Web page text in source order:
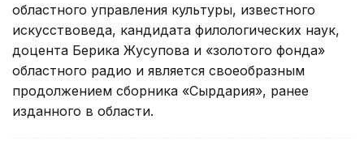
областного управления культуры, известного
искусствоведа, кандидата филологических наук,
доцента Берика Жусупова и «золотого фонда»
областного радио и является своеобразным
продолжением сборника «Сырдария», ранее
изданного в области.